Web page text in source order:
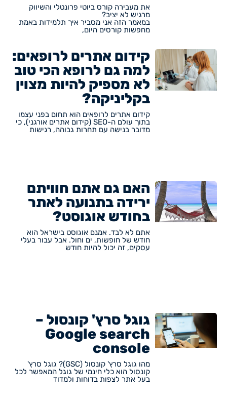
את מעבירה קורס ביוטי פרונטלי והשיווק
מרגיש לא יציב?
במאמר הזה אני מסביר איך תלמידות באמת
מחפשות קורסים היום,
קידום אתרים לרופאים:
למה גם לרופא הכי טוב
לא מספיק להיות מצוין
בקליניקה?
קידום אתרים לרופאים הוא תחום בפני עצמו
בתוך עולם ה-SEO (קידום אתרים אורגני), כי
מדובר בנישה עם תחרות גבוהה, רגישות
האם גם אתם חוויתם
ירידה בתנועה לאתר
בחודש אוגוסט?
אתם לא לבד. אמנם אוגוסט בישראל הוא
חודש של חופשות, ים וחול. אבל עבור בעלי
עסקים, זה יכול להיות חודש
גוגל סרץ' קונסול –
Google search
console
מהו גוגל סרץ' קונסול (GSC)? גוגל סרץ'
קונסול הוא כלי חינמי של גוגל המאפשר לכל
בעל אתר לצפות בדוחות ולמדוד